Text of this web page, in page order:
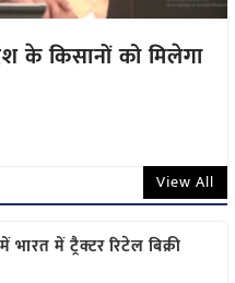
के किसानों को मिलेगा
View All
में ट्रैक्टर रिटेल बिक्री